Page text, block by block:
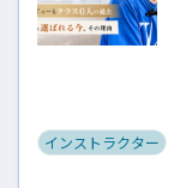
インストラクター